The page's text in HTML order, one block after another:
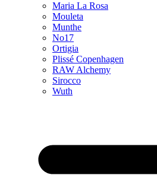
Maria La Rosa
Mouleta
Munthe
No17
Ortigia
Plissé Copenhagen
RAW Alchemy
Sirocco
Wuth